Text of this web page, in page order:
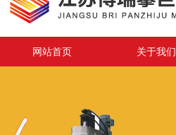
网站首页 关于我们